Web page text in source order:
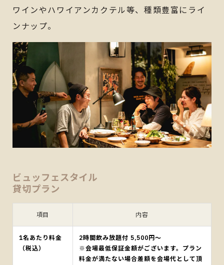
ワインやハワイアンカクテル等、種類豊富にライ
ンナップ。
ビュッフェスタイル
貸切プラン
項目 内容
1名あたり料金
（税込）
2時間飲み放題付 5,500円～
※会場最低保証金額がございます。プラン
料金が満たない場合差額を会場代として頂